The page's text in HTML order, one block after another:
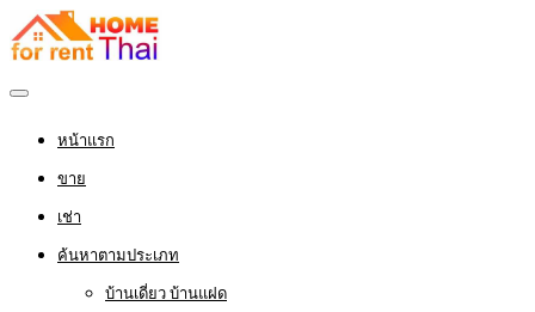
หน้าแรก
ขาย
เช่า
ค้นหาตามประเภท
บ้านเดี่ยว บ้านแฝด